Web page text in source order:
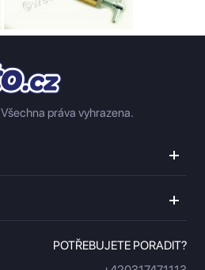
Všechna práva vyhrazena.
POTŘEBUJETE PORADIT?